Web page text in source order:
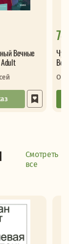
Вечные
Смотреть
все